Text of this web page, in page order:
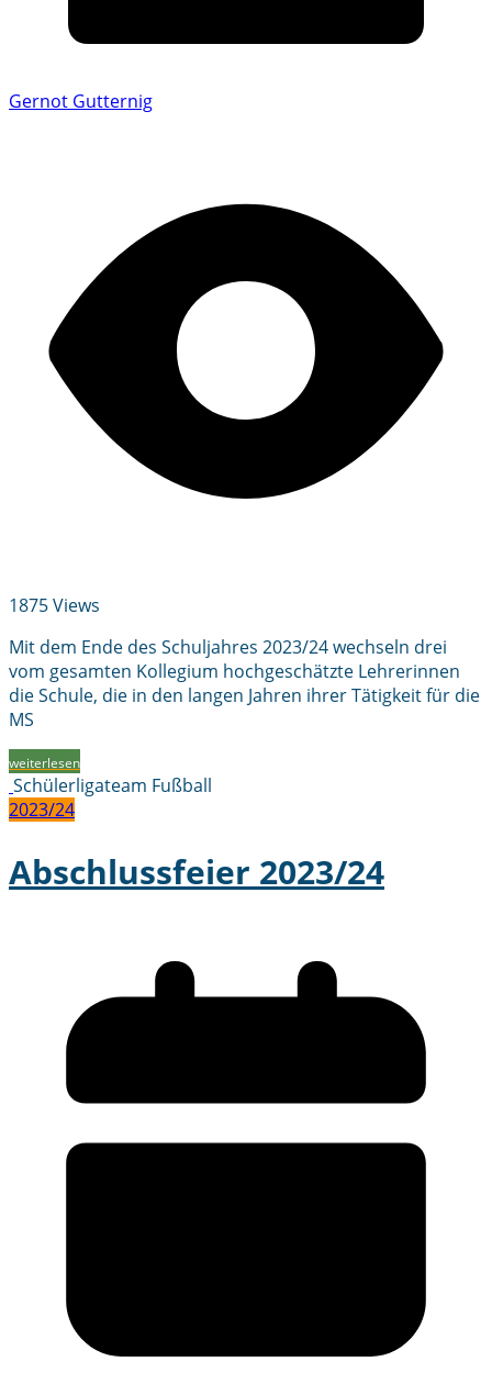
Gernot Gutternig
1875 Views
Mit dem Ende des Schuljahres 2023/24 wechseln drei
vom gesamten Kollegium hochgeschätzte Lehrerinnen
die Schule, die in den langen Jahren ihrer Tätigkeit für die
MS
weiterlesen
Schülerligateam Fußball
2023/24
Abschlussfeier 2023/24